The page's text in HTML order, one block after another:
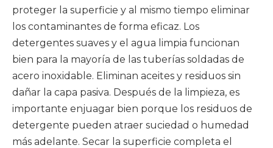
proteger la superficie y al mismo tiempo eliminar
los contaminantes de forma eficaz. Los
detergentes suaves y el agua limpia funcionan
bien para la mayoría de las tuberías soldadas de
acero inoxidable. Eliminan aceites y residuos sin
dañar la capa pasiva. Después de la limpieza, es
importante enjuagar bien porque los residuos de
detergente pueden atraer suciedad o humedad
más adelante. Secar la superficie completa el